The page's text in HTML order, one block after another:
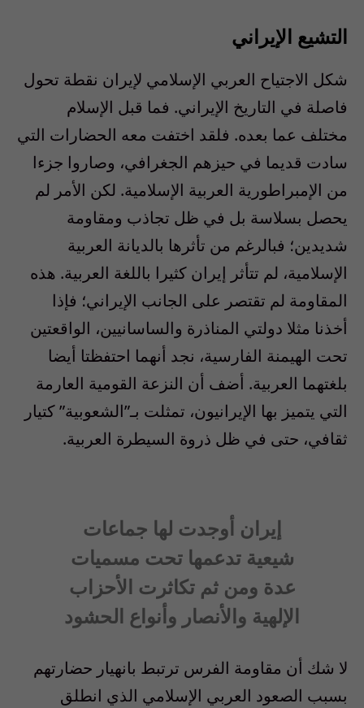
التشيع الإيراني
شكل الاجتياح العربي الإسلامي لإيران نقطة تحول
فاصلة في التاريخ الإيراني. فما قبل الإسلام
مختلف عما بعده. فلقد اختفت معه الحضارات التي
سادت قديما في حيزهم الجغرافي، وصاروا جزءا
من الإمبراطورية العربية الإسلامية. لكن الأمر لم
يحصل بسلاسة بل في ظل تجاذب ومقاومة
شديدين؛ فبالرغم من تأثرها بالديانة العربية
الإسلامية، لم تتأثر إيران كثيرا باللغة العربية. هذه
المقاومة لم تقتصر على الجانب الإيراني؛ فإذا
أخذنا مثلا دولتي المناذرة والساسانيين، الواقعتين
تحت الهيمنة الفارسية، نجد أنهما احتفظتا أيضا
بلغتهما العربية. أضف أن النزعة القومية العارمة
التي يتميز بها الإيرانيون، تمثلت بـ”الشعوبية” كتيار
ثقافي، حتى في ظل ذروة السيطرة العربية.
إيران أوجدت لها جماعات
شيعية تدعمها تحت مسميات
عدة ومن ثم تكاثرت الأحزاب
الإلهية والأنصار وأنواع الحشود
لا شك أن مقاومة الفرس ترتبط بانهيار حضارتهم
بسبب الصعود العربي الإسلامي الذي انطلق